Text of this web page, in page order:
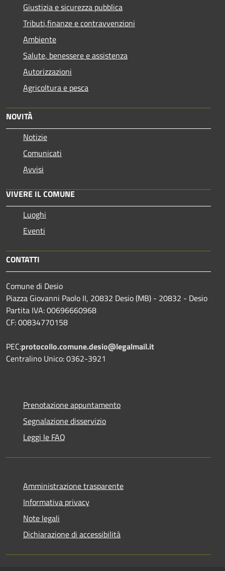
Giustizia e sicurezza pubblica
Tributi,finanze e contravvenzioni
Ambiente
Salute, benessere e assistenza
Autorizzazioni
Agricoltura e pesca
NOVITÀ
Notizie
Comunicati
Avvisi
VIVERE IL COMUNE
Luoghi
Eventi
CONTATTI
Comune di Desio
Piazza Giovanni Paolo II, 20832 Desio (MB) - 20832 - Desio
Partita IVA: 00696660968
CF: 00834770158
PEC:protocollo.comune.desio@legalmail.it
Centralino Unico: 0362-3921
Prenotazione appuntamento
Segnalazione disservizio
Leggi le FAQ
Amministrazione trasparente
Informativa privacy
Note legali
Dichiarazione di accessibilità